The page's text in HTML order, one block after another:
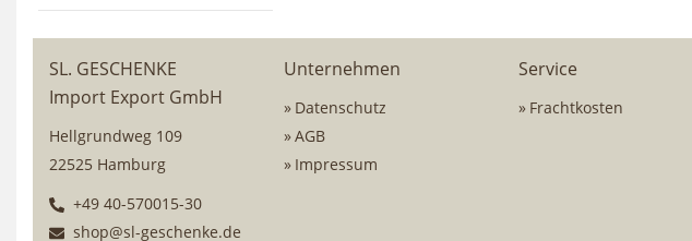
SL. GESCHENKE
Import Export GmbH
Hellgrundweg 109
22525 Hamburg
+49 40-570015-30
shop@sl-geschenke.de
Unternehmen
Datenschutz
AGB
Impressum
Service
Frachtkosten